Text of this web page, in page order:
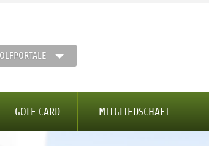
GOLF CARD MITGLIEDSCHAFT